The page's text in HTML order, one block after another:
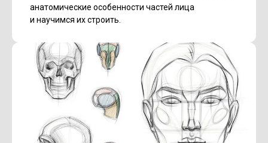
анатомические особенности частей лица
и научимся их строить.